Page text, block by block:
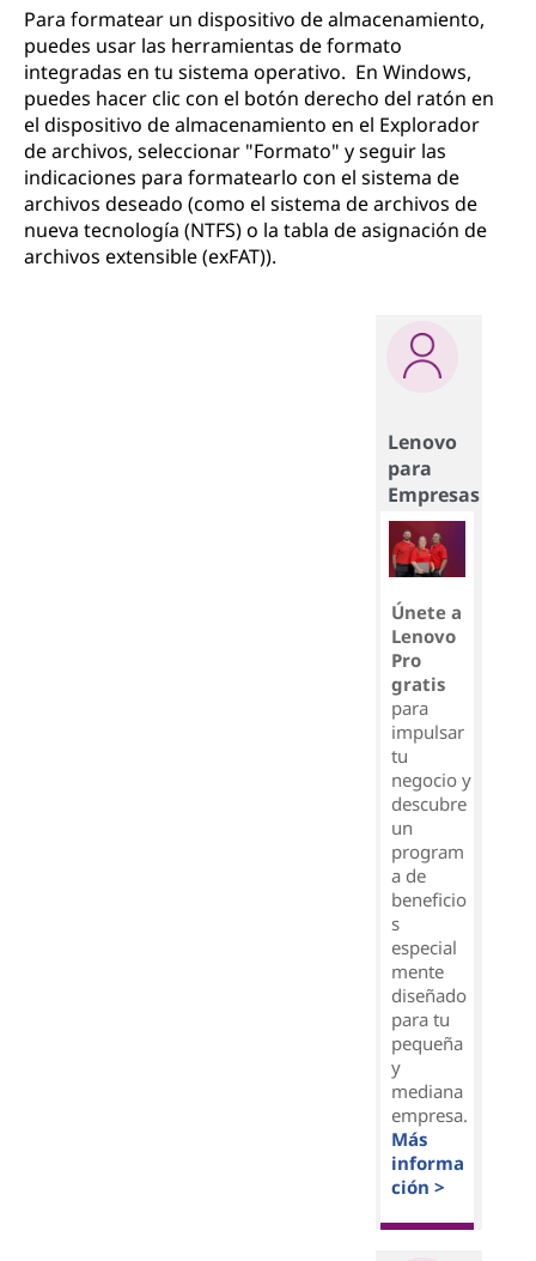
Para formatear un dispositivo de almacenamiento,
puedes usar las herramientas de formato
integradas en tu sistema operativo. En Windows,
puedes hacer clic con el botón derecho del ratón en
el dispositivo de almacenamiento en el Explorador
de archivos, seleccionar "Formato" y seguir las
indicaciones para formatearlo con el sistema de
archivos deseado (como el sistema de archivos de
nueva tecnología (NTFS) o la tabla de asignación de
archivos extensible (exFAT)).
Lenovo
para
Empresas
Únete a
Lenovo
Pro
gratis
para
impulsar
tu
negocio y
descubre
un
program
a de
beneficio
s
especial
mente
diseñado
para tu
pequeña
y
mediana
empresa.
Más
informa
ción >